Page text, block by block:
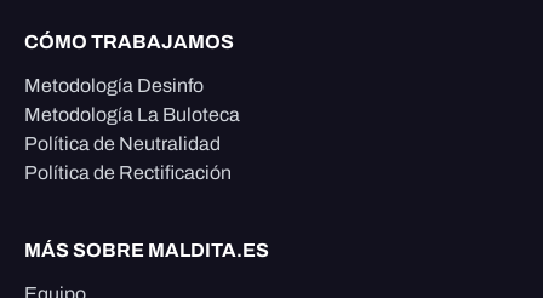
CÓMO TRABAJAMOS
Metodología Desinfo
Metodología La Buloteca
Política de Neutralidad
Política de Rectificación
MÁS SOBRE MALDITA.ES
Equipo